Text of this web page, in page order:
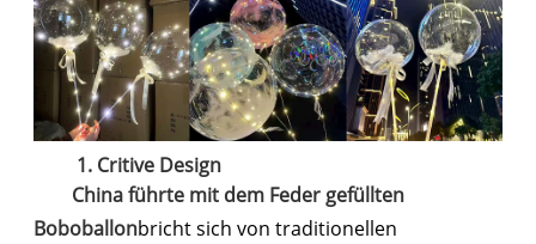
1. Critive Design
China führte mit dem Feder gefüllten
Boboballonbricht sich von traditionellen